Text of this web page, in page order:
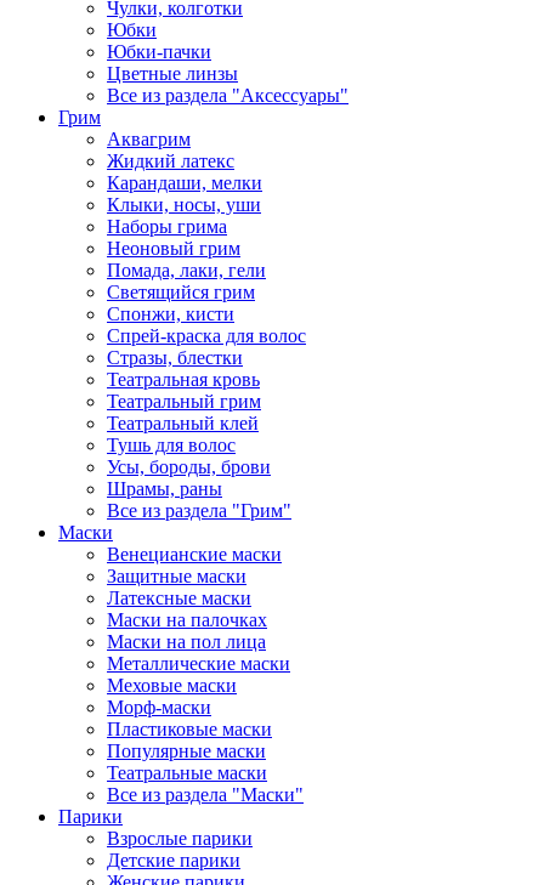
Чулки, колготки
Юбки
Юбки-пачки
Цветные линзы
Все из раздела "Аксессуары"
Грим
Аквагрим
Жидкий латекс
Карандаши, мелки
Клыки, носы, уши
Наборы грима
Неоновый грим
Помада, лаки, гели
Светящийся грим
Спонжи, кисти
Спрей-краска для волос
Стразы, блестки
Театральная кровь
Театральный грим
Театральный клей
Тушь для волос
Усы, бороды, брови
Шрамы, раны
Все из раздела "Грим"
Маски
Венецианские маски
Защитные маски
Латексные маски
Маски на палочках
Маски на пол лица
Металлические маски
Меховые маски
Морф-маски
Пластиковые маски
Популярные маски
Театральные маски
Все из раздела "Маски"
Парики
Взрослые парики
Детские парики